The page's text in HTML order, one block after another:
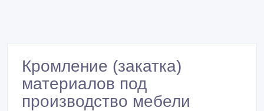
Кромление (закатка)
материалов под
производство мебели